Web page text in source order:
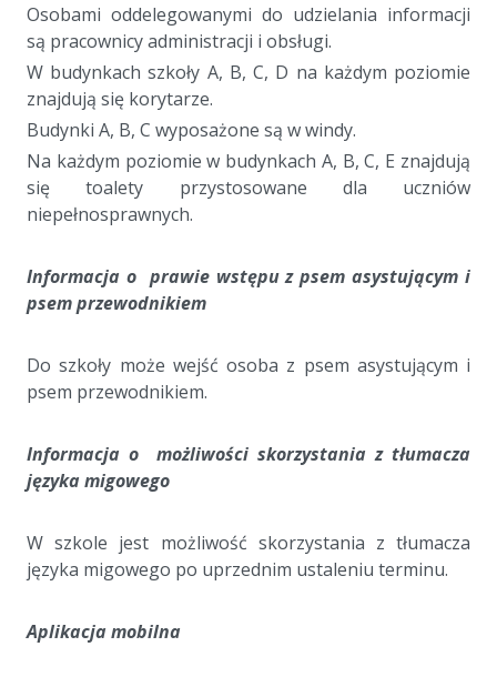
Osobami oddelegowanymi do udzielania informacji
są pracownicy administracji i obsługi.
W budynkach szkoły A, B, C, D na każdym poziomie
znajdują się korytarze.
Budynki A, B, C wyposażone są w windy.
Na każdym poziomie w budynkach A, B, C, E znajdują
się toalety przystosowane dla uczniów
niepełnosprawnych.
Informacja o prawie wstępu z psem asystującym i
psem przewodnikiem
Do szkoły może wejść osoba z psem asystującym i
psem przewodnikiem.
Informacja o możliwości skorzystania z tłumacza
języka migowego
W szkole jest możliwość skorzystania z tłumacza
języka migowego po uprzednim ustaleniu terminu.
Aplikacja mobilna